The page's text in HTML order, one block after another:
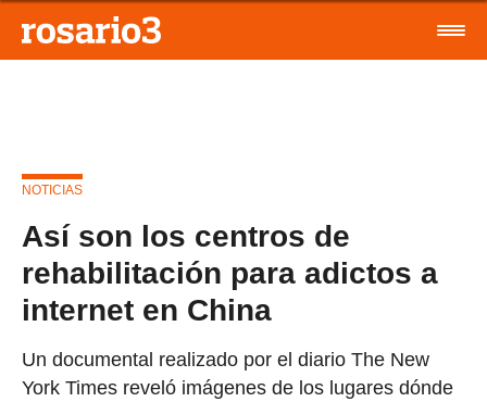
NOTICIAS
Así son los centros de
rehabilitación para adictos a
internet en China
Un documental realizado por el diario The New
York Times reveló imágenes de los lugares dónde